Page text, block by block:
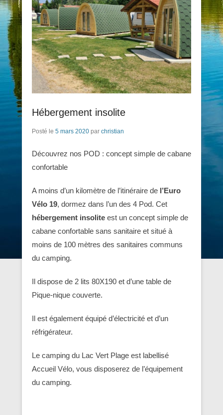
Hébergement insolite
Posté le 5 mars 2020 par christian
Découvrez nos POD : concept simple de cabane
confortable
A moins d’un kilomètre de l’itinéraire de l’Euro
Vélo 19, dormez dans l’un des 4 Pod. Cet
hébergement insolite est un concept simple de
cabane confortable sans sanitaire et situé à
moins de 100 mètres des sanitaires communs
du camping.
Il dispose de 2 lits 80X190 et d’une table de
Pique-nique couverte.
Il est également équipé d’électricité et d’un
réfrigérateur.
Le camping du Lac Vert Plage est labellisé
Accueil Vélo, vous disposerez de l’équipement
du camping.